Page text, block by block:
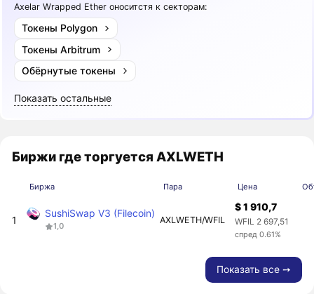
Axelar Wrapped Ether оноситстя к секторам:
Токены Polygon
Токены Arbitrum
Обёрнутые токены
Показать остальные
Биржи где торгуется AXLWETH
Биржа Пара Цена
1
SushiSwap V3 (Filecoin)
1,0
AXLWETH/WFIL
$ 1 910,7
WFIL 2 697,51
спред 0.61%
Показать все ➙